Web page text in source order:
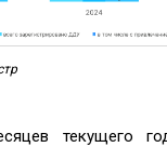
текущего